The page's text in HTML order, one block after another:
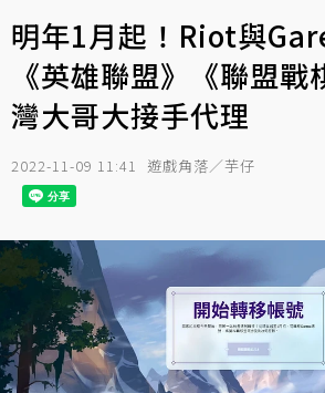
明年1月起！Riot與
《英雄聯盟》《聯盟戰
灣大哥大接手代理
2022-11-09 11:41 遊戲角落／芋仔